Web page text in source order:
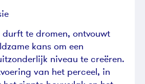
durft te dromen, ontvouwt
kans om een
niveau te creëren.
van het perceel, in